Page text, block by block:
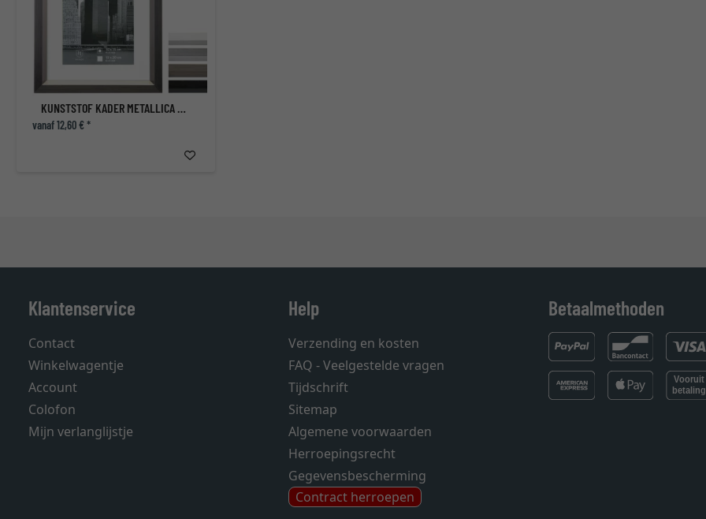
KUNSTSTOF KADER METALLICA MET PASSE-PARTOUT
vanaf 12,60 € *
Klantenservice
Contact
Winkelwagentje
Account
Colofon
Mijn verlanglijstje
Help
Verzending en kosten
FAQ - Veelgestelde vragen
Tijdschrift
Sitemap
Algemene voorwaarden
Herroepingsrecht
Gegevensbescherming
Contract herroepen
Betaalmethoden